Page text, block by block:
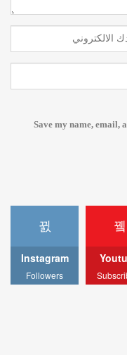
Save my name, email,
Instagram
Followers